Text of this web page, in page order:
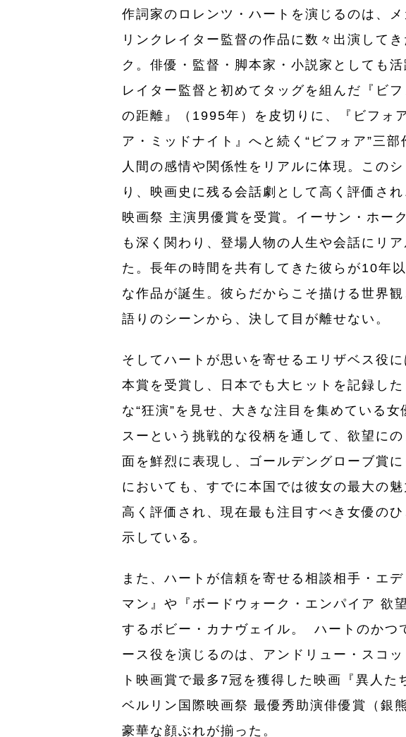
作詞家のロレンツ・ハートを演じるのは、メ
リンクレイター監督の作品に数々出演して
ク。俳優・監督・脚本家・小説家としても
レイター監督と初めてタッグを組んだ『ビ
の距離』（1995年）を皮切りに、『ビフォ
ア・ミッドナイト』へと続く“ビフォア”三
人間の感情や関係性をリアルに体現。この
り、映画史に残る会話劇として高く評価さ
映画祭 主演男優賞を受賞。イーサン・ホー
も深く関わり、登場人物の人生や会話にリ
た。長年の時間を共有してきた彼らが10年
な作品が誕生。彼らだからこそ描ける世界
語りのシーンから、決して目が離せない。
そしてハートが思いを寄せるエリザベス役
本賞を受賞し、日本でも大ヒットを記録し
な“狂演”を見せ、大きな注目を集めている女
スーという挑戦的な役柄を通して、欲望に
面を鮮烈に表現し、ゴールデングローブ賞
においても、すでに本国では彼女の最大の
高く評価され、現在最も注目すべき女優の
示している。
また、ハートが信頼を寄せる相談相手・エ
マン』や『ボードウォーク・エンパイア 欲
するボビー・カナヴェイル。 ハートのかつ
ース役を演じるのは、アンドリュー・スコ
ト映画賞で最多7冠を獲得した映画『異人た
ベルリン国際映画祭 最優秀助演俳優賞（銀
豪華な顔ぶれが揃った。